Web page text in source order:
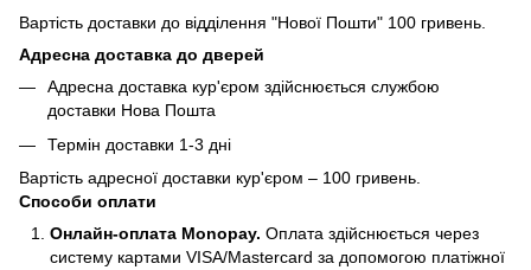
Вартість доставки до відділення "Нової Пошти" 100 гривень.
Адресна доставка до дверей
Адресна доставка кур'єром здійснюється службою
доставки Нова Пошта
Термін доставки 1-3 дні
Вартість адресної доставки кур'єром – 100 гривень.
Способи оплати
Онлайн-оплата Monopay. Оплата здійснюється через
систему картами VISA/Mastercard за допомогою платіжної